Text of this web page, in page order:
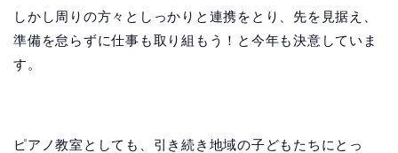
しかし周りの方々としっかりと連携をとり、先を見据え、
準備を怠らずに仕事も取り組もう！と今年も決意していま
す。
ピアノ教室としても、引き続き地域の子どもたちにとっ